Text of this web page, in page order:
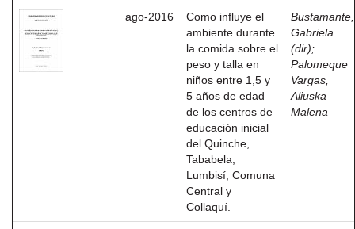
ago-2016
Como influye el
ambiente durante
la comida sobre el
peso y talla en
niños entre 1,5 y
5 años de edad
de los centros de
educación inicial
del Quinche,
Tababela,
Lumbisí, Comuna
Central y
Collaquí.
Bustamante,
Gabriela
(dir);
Palomeque
Vargas,
Aliuska
Malena